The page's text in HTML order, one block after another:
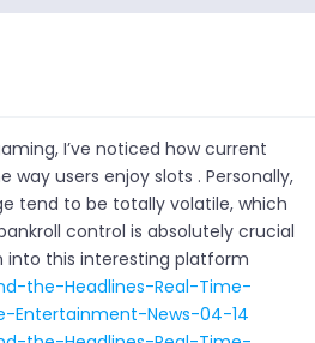
I’ve noticed how current
users enjoy slots . Personally,
tend to be totally volatile, which
control is absolutely crucial
into this interesting platform
the-Headlines-Real-Time-
Entertainment-News-04-14